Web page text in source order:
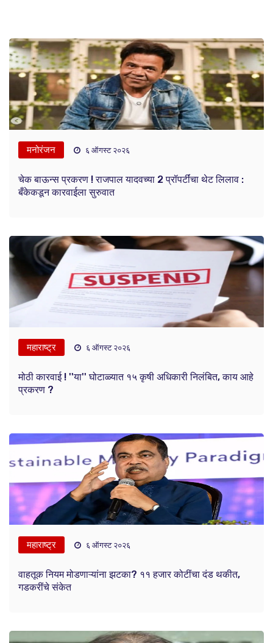
मनोरंजन ६ ऑगस्ट २०२६
चेक बाऊन्स प्रकरण ! राजपाल यादवच्या 2 प्रॉपर्टींचा थेट लिलाव :
बँकेकडून कारवाईला सुरुवात
महाराष्ट्र ६ ऑगस्ट २०२६
मोठी कारवाई ! ''या'' घोटाळ्यात १५ कृषी अधिकारी निलंबित, काय आहे
प्रकरण ?
महाराष्ट्र ६ ऑगस्ट २०२६
वाहतूक नियम मोडणाऱ्यांना झटका? ११ हजार कोटींचा दंड थकीत,
गडकरींचे संकेत